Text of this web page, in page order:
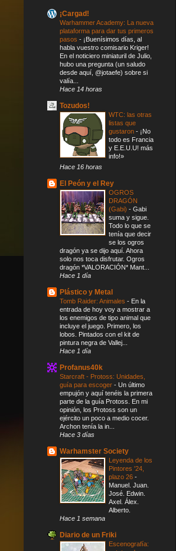
¡Cargad!
Warhammer Academy: La nueva
plataforma para dar tus primeros
pasos - ¡Buenísimos días, al
habla vuestro comisario Kriger!
En el noticiero miniaturil de Julio,
hubo una pregunta (un saludo
desde aquí, @jotaefe) sobre si
valía...
Hace 14 horas
Tozudos!
WTC: las otras
listas que
gustaron - ¡No
todo es Francia
y E.E.U.U! más
info!»
Hace 16 horas
El Peón y el Rey
OGROS
DRAGÓN
(Gabi) - Gabi
suma y sigue.
Todo lo que se
tenía que decir
se los ogros
dragón ya se dijo aquí. Ahora
solo nos toca disfrutar. Ogros
dragón *VALORACIÓN* Mant...
Hace 1 día
Plástico y Metal
Tomb Raider: Animales - En la
entrada de hoy voy a mostrar a
los enemigos de tipo animal que
incluye el juego. Primero, los
lobos. Pintados con el kit de
pintura negra de Vallej...
Hace 1 día
Profanus40k
Starcraft - Protoss: Unidades,
guía para escoger - Un último
empujón y aquí tenéis la primera
parte de la guía Protoss. En mi
opinión, los Protoss son un
ejército un poco a medio cocer.
Archon tenía la in...
Hace 3 días
Warhamster Society
Leyenda de los
Pintores '24,
plazo 26 -
Manuel. Juan.
José. Edwin.
Axel. Álex.
Alberto.
Hace 1 semana
Diario de un Friki
Escenografía: